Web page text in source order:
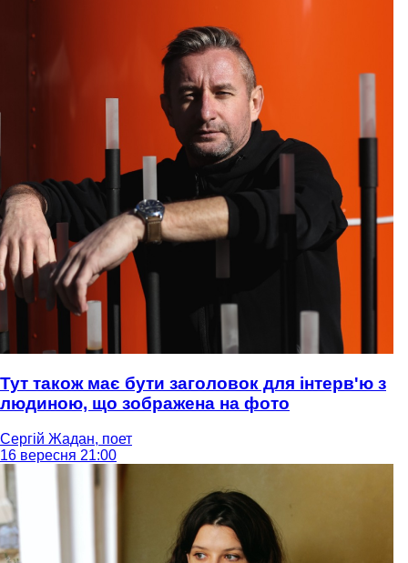
Тут також має бути заголовок для інтерв'ю з
людиною, що зображена на фото
Сергій Жадан, поет
16 вересня 21:00